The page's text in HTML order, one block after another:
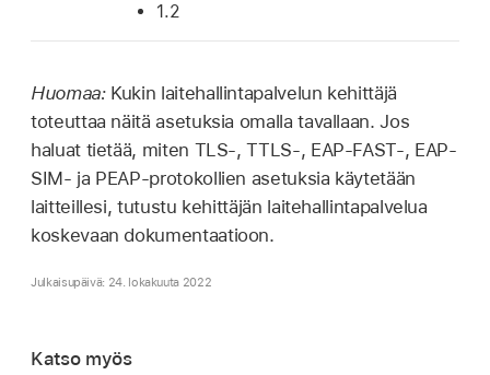
1.2
Huomaa: Kukin laitehallintapalvelun kehittäjä
toteuttaa näitä asetuksia omalla tavallaan. Jos
haluat tietää, miten TLS-, TTLS-, EAP-FAST-, EAP-
SIM- ja PEAP-protokollien asetuksia käytetään
laitteillesi, tutustu kehittäjän laitehallintapalvelua
koskevaan dokumentaatioon.
Julkaisupäivä: 24. lokakuuta 2022
Katso myös